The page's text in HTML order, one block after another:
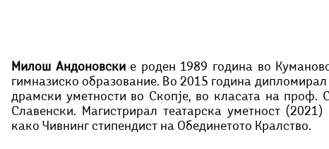
Милош Андоновски е роден 1989 година во
гимназиско образование. Во 2015 година дипломирал
драмски уметности во Скопје, во класата на проф.
Славенски. Магистрирал театарска уметност (2021)
како Чивнинг стипендист на Обединетото Кралство.